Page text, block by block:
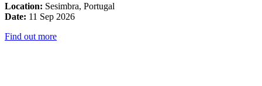
Location: Sesimbra, Portugal
Date: 11 Sep 2026
Find out more